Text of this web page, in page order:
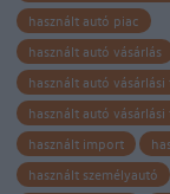
használt autó piac
használt autó vásárlás
használt autó vásárlási
használt autó
használt import
használt személyautó